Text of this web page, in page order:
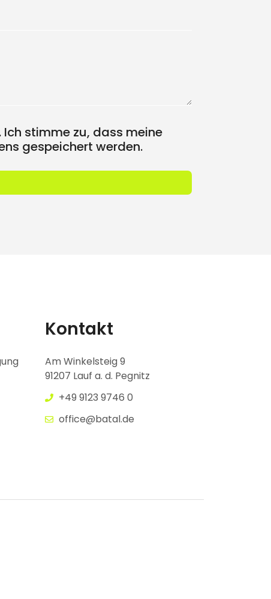
stimme zu, dass meine
gespeichert werden.
Kontakt
Am Winkelsteig 9
91207 Lauf a. d. Pegnitz
+49 9123 9746 0
office@batal.de